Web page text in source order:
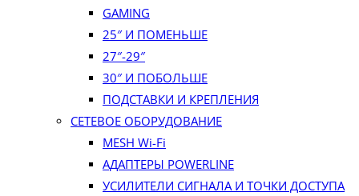
GAMING
25″ И ПОМЕНЬШЕ
27″-29″
30″ И ПОБОЛЬШЕ
ПОДСТАВКИ И КРЕПЛЕНИЯ
СЕТЕВОЕ ОБОРУДОВАНИЕ
MESH Wi-Fi
АДАПТЕРЫ POWERLINE
УСИЛИТЕЛИ СИГНАЛА И ТОЧКИ ДОСТУПА